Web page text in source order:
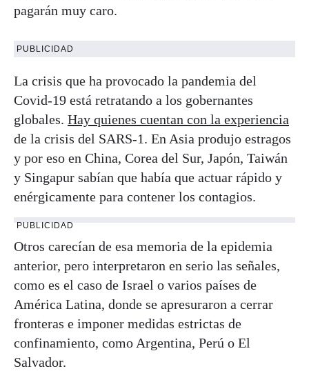
pagarán muy caro.
PUBLICIDAD
La crisis que ha provocado la pandemia del
Covid-19 está retratando a los gobernantes
globales. Hay quienes cuentan con la experiencia
de la crisis del SARS-1. En Asia produjo estragos
y por eso en China, Corea del Sur, Japón, Taiwán
y Singapur sabían que había que actuar rápido y
enérgicamente para contener los contagios.
PUBLICIDAD
Otros carecían de esa memoria de la epidemia
anterior, pero interpretaron en serio las señales,
como es el caso de Israel o varios países de
América Latina, donde se apresuraron a cerrar
fronteras e imponer medidas estrictas de
confinamiento, como Argentina, Perú o El
Salvador.